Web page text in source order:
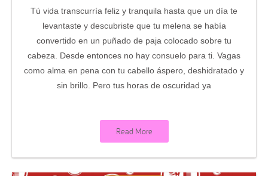
Tú vida transcurría feliz y tranquila hasta que un día te
levantaste y descubriste que tu melena se había
convertido en un puñado de paja colocado sobre tu
cabeza. Desde entonces no hay consuelo para ti. Vagas
como alma en pena con tu cabello áspero, deshidratado y
sin brillo. Pero tus horas de oscuridad ya
Read More